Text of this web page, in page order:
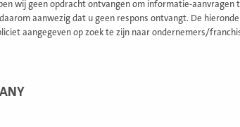
wij geen opdracht ontvangen om informatie-
aanwezig dat u geen respons ontvangt. De
aangegeven op zoek te zijn naar ondernemers/